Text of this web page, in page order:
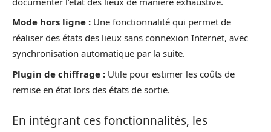
Mode hors ligne : Une fonctionnalité qui permet de
réaliser des états des lieux sans connexion Internet, avec
synchronisation automatique par la suite.
Plugin de chiffrage : Utile pour estimer les coûts de
remise en état lors des états de sortie.
En intégrant ces fonctionnalités, les